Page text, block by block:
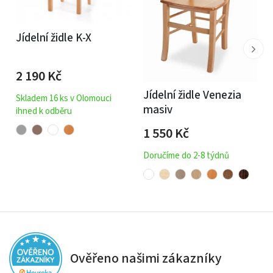
Jídelní židle K-X
2 190Kč
Skladem 16 ks v Olomouci
ihned k odběru
Jídelní židle Venezia
masiv
1 550Kč
Doručíme do 2-8 týdnů
Ověřeno našimi zákazníky